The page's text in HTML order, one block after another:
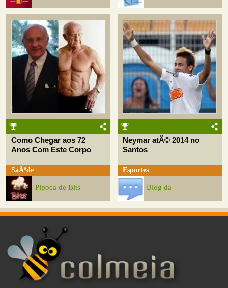
Como Chegar aos 72
Anos Com Este Corpo
SaÃºde
Pipoca de Bits
Neymar atÃ© 2014 no
Santos
Esportes
Blog da